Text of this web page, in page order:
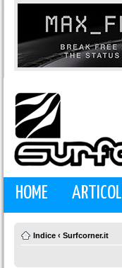
HOME ARTICOLI
Indice ‹ Surfcorner.it